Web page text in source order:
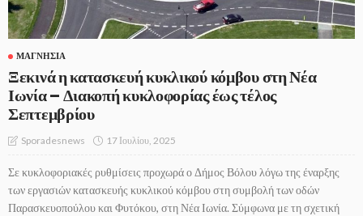
ΜΑΓΝΗΣΊΑ
Ξεκινά η κατασκευή κυκλικού κόμβου στη Νέα
Ιωνία – Διακοπή κυκλοφορίας έως τέλος
Σεπτεμβρίου
Sporadesnews 17 Ιουλίου, 2025
Σε κυκλοφοριακές ρυθμίσεις προχωρά ο Δήμος Βόλου λόγω της έναρξης
των εργασιών κατασκευής κυκλικού κόμβου στη συμβολή των οδών
Παρασκευοπούλου και Φυτόκου, στη Νέα Ιωνία. Σύμφωνα με τη σχετική